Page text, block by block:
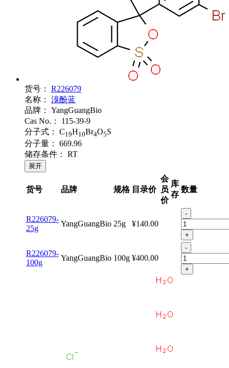
货号：
R226079
名称：
溴酚蓝
品牌：
YangGuangBio
Cas No.：
115-39-9
分子式：
C19H10Br4O5S
分子量：
669.96
储存条件：
RT
展开
货号 品牌 规格 目录价
会
员
价
库
存
数量
R226079-
25g
YangGuangBio 25g ¥140.00
-
+
R226079-
100g
YangGuangBio 100g ¥400.00
-
+